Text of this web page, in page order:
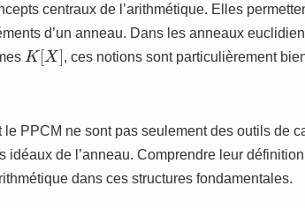
centraux de l’arithmétique. Elles
d’un anneau. Dans les anneaux
K[X]
, ces notions sont particulièrement
le PPCM ne sont pas seulement des outils de
idéaux de l’anneau. Comprendre leur
dans ces structures fondamentales.